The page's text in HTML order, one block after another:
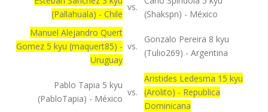
(Pallahuala) - Chile
vs.
(Shakspn) - México
Manuel Alejandro Quert
Gomez 5 kyu (maquert85) -
Uruguay
vs.
Gonzalo Pereira 8 kyu
(Tulio269) - Argentina
Pablo Tapia 5 kyu
(PabloTapia) - México
vs.
Aristides Ledesma 15 kyu
(Arolito) - Republica
Dominicana